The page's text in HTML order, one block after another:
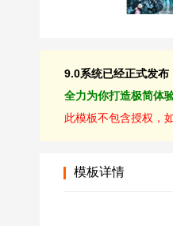
9.0系统已经正式发
全力为你打造极简体
此模板不包含授权，
模板详情